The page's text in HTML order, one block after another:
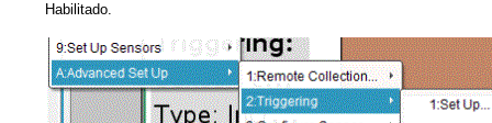
Habilitado.